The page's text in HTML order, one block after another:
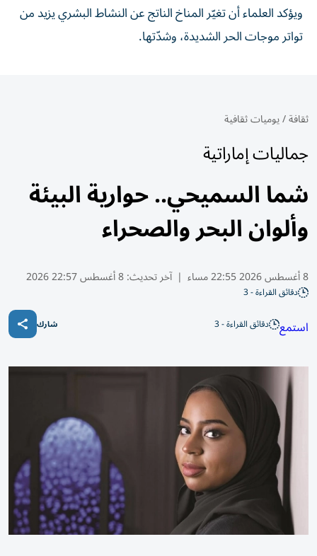
ويؤكد العلماء أن تغيّر المناخ الناتج عن النشاط البشري يزيد من
تواتر موجات الحر الشديدة، وشدّتها.
ثقافة/يوميات ثقافية
جماليات إماراتية
شما السميحي.. حوارية البيئة
وألوان البحر والصحراء
8 أغسطس 2026 22:55 مساء | آخر تحديث:8 أغسطس 22:57 2026
دقائق القراءة - 3
استمع دقائق القراءة - 3 شارك